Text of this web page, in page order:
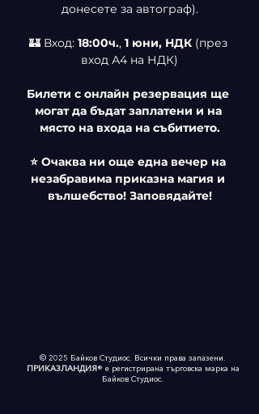
донесете за автограф).
🏰 Вход: 18:00ч., 1 юни, НДК (през
вход А4 на НДК)
Билети с онлайн резервация ще
могат да бъдат заплатени и на
място на входа на събитието.
⭐ Очаква ни още една вечер на
незабравима приказна магия и
вълшебство! Заповядайте!
© 2025 Байков Студиос. Всички права запазени.
ПРИКАЗЛАНДИЯ® е регистрирана търговска марка на
Байков Студиос.